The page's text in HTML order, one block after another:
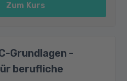
Zum Kurs
Grundlagen -
berufliche